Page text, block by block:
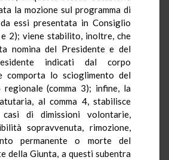
la mozione sul programma di
essi presentata in Consiglio
e 2); viene stabilito, inoltre, che
nomina del Presidente e del
indicati dal corpo
comporta lo scioglimento del
regionale (comma 3); infine, la
al comma 4, stabilisce
di dimissioni volontarie,
sopravvenuta, rimozione,
permanente o morte del
della Giunta, a questi subentra